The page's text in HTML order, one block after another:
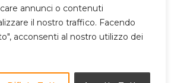
annunci o contenuti
il nostro traffico. Facendo
acconsenti al nostro utilizzo dei